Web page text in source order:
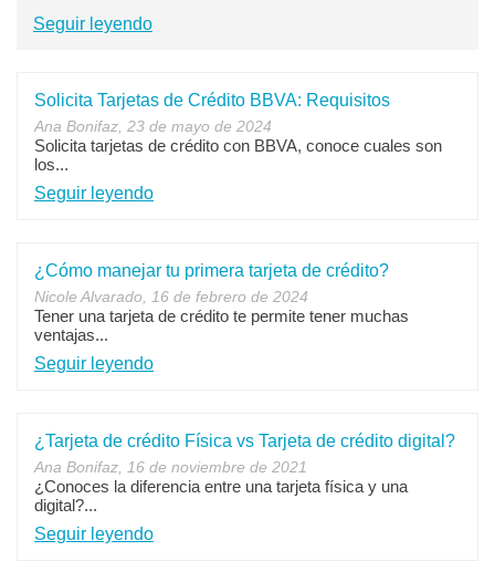
Seguir leyendo
Solicita Tarjetas de Crédito BBVA: Requisitos
Ana Bonifaz, 23 de mayo de 2024
Solicita tarjetas de crédito con BBVA, conoce cuales son
los...
Seguir leyendo
¿Cómo manejar tu primera tarjeta de crédito?
Nicole Alvarado, 16 de febrero de 2024
Tener una tarjeta de crédito te permite tener muchas
ventajas...
Seguir leyendo
¿Tarjeta de crédito Física vs Tarjeta de crédito digital?
Ana Bonifaz, 16 de noviembre de 2021
¿Conoces la diferencia entre una tarjeta física y una
digital?...
Seguir leyendo